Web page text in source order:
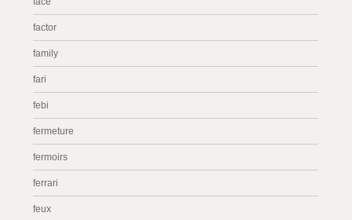
factor
family
fari
febi
fermeture
fermoirs
ferrari
feux